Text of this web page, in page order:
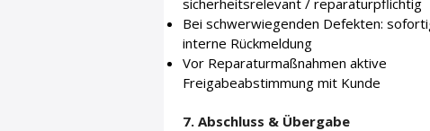
sicherheitsrelevant / reparaturpflichtig
Bei schwerwiegenden Defekten:
interne Rückmeldung
Vor Reparaturmaßnahmen aktive
Freigabeabstimmung mit Kunde
7. Abschluss & Übergabe